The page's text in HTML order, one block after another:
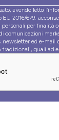
avendo letto
2016/679,
per finalità
comunicazioni
newsletter ed e-mail
quali ad